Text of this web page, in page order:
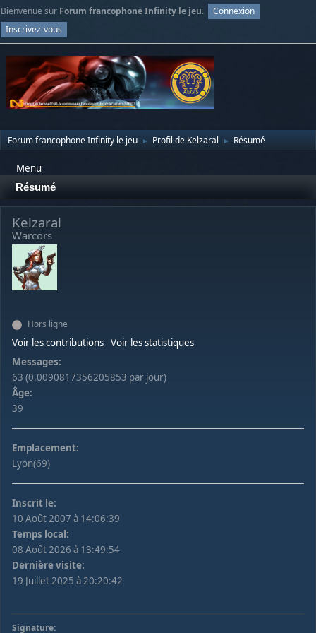
Bienvenue sur Forum francophone Infinity le jeu.
Connexion
Inscrivez-vous
Forum francophone Infinity le jeu ► Profil de Kelzaral ► Résumé
Menu
Résumé
Kelzaral
Warcors
Hors ligne
Voir les contributions Voir les statistiques
Messages:
63 (0.0090817356205853 par jour)
Âge:
39
Emplacement:
Lyon(69)
Inscrit le:
10 Août 2007 à 14:06:39
Temps local:
08 Août 2026 à 13:49:54
Dernière visite:
19 Juillet 2025 à 20:20:42
Signature: